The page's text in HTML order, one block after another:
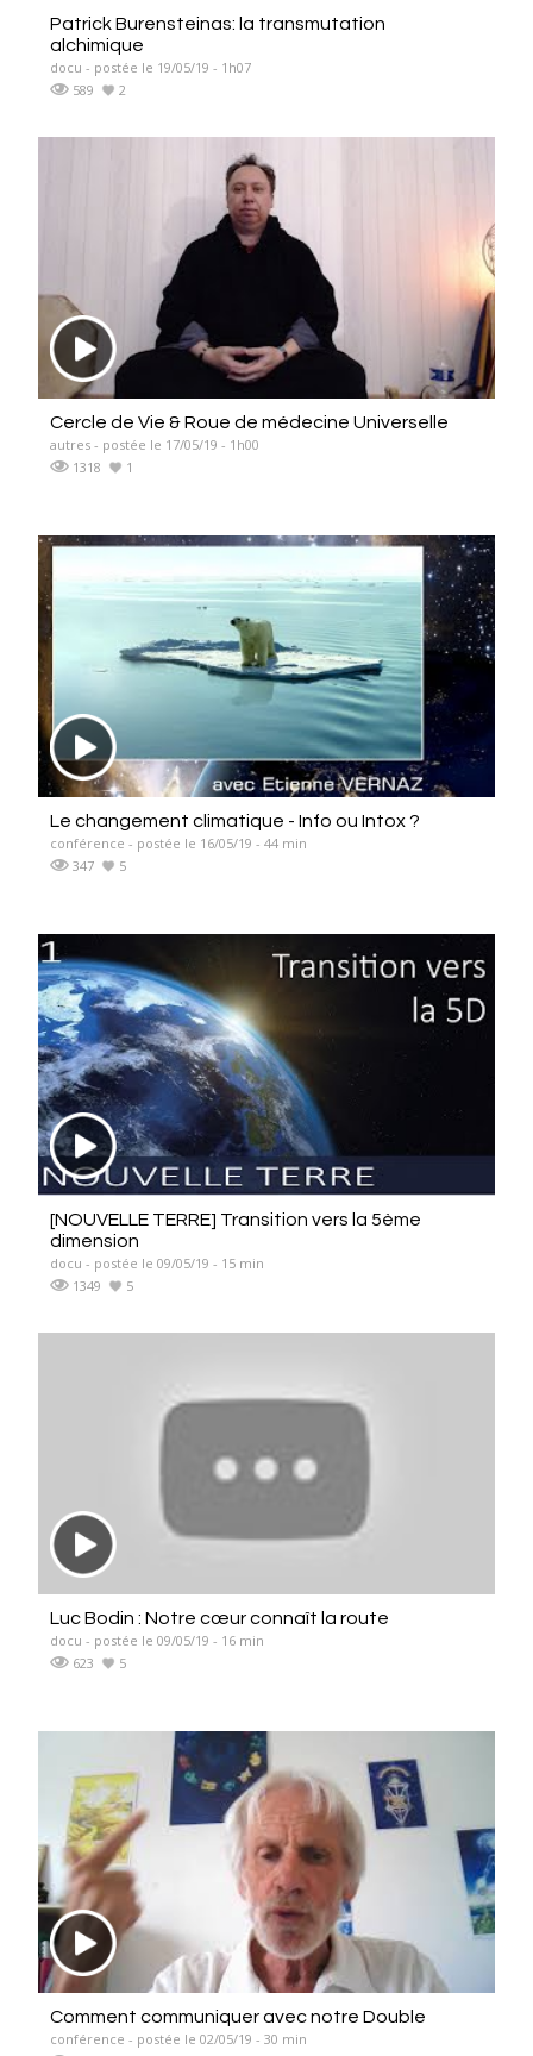
Patrick Burensteinas: la transmutation
alchimique
docu - postée le 19/05/19 - 1h07
589
2
Cercle de Vie & Roue de médecine Universelle
autres - postée le 17/05/19 - 1h00
1318
1
Le changement climatique - Info ou Intox ?
conférence - postée le 16/05/19 - 44 min
347
5
[NOUVELLE TERRE] Transition vers la 5ème
dimension
docu - postée le 09/05/19 - 15 min
1349
5
Luc Bodin : Notre cœur connaît la route
docu - postée le 09/05/19 - 16 min
623
5
Comment communiquer avec notre Double
conférence - postée le 02/05/19 - 30 min